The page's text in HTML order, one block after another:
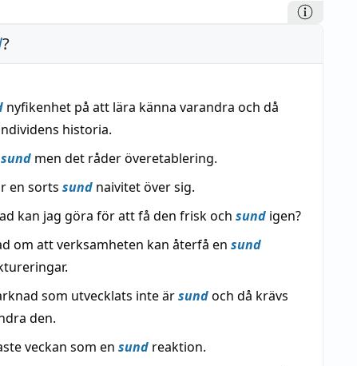
?
nyfikenhet på att lära känna varandra och då
historia.
sund men det råder överetablering.
en sorts sund naivitet över sig.
kan jag göra för att få den frisk och sund igen?
om att verksamheten kan återfå en sund
som utvecklats inte ärsundoch då krävs
den.
veckan som en sund reaktion.